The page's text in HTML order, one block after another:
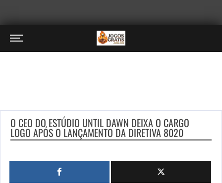
O CEO DO ESTÚDIO UNTIL DAWN DEIXA O CARGO
LOGO APÓS O LANÇAMENTO DA DIRETIVA 8020